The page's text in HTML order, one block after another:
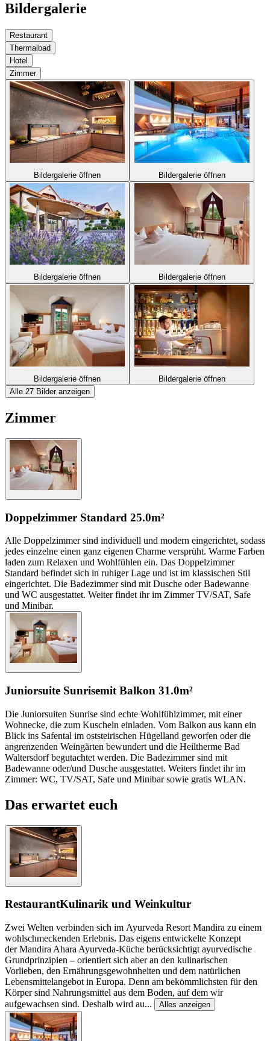
Bildergalerie
Restaurant
Thermalbad
Hotel
Zimmer
Bildergalerie öffnen Bildergalerie öffnen
Bildergalerie öffnen Bildergalerie öffnen
Bildergalerie öffnen
Bildergalerie öffnen
Alle 27 Bilder anzeigen
Zimmer
Doppelzimmer Standard 25.0m²
Alle Doppelzimmer sind individuell und modern eingerichtet, sodass
jedes einzelne einen ganz eigenen Charme versprüht. Warme Farben
laden zum Relaxen und Wohlfühlen ein. Das Doppelzimmer
Standard befindet sich in ruhiger Lage und ist im klassischen Stil
eingerichtet. Die Badezimmer sind mit Dusche oder Badewanne
und WC ausgestattet. Weiter findet ihr im Zimmer TV/SAT, Safe
und Minibar.
Juniorsuite Sunrisemit Balkon 31.0m²
Die Juniorsuiten Sunrise sind echte Wohlfühlzimmer, mit einer
Wohnecke, die zum Kuscheln einladen. Vom Balkon aus kann ein
Blick ins Safental im oststeirischen Hügelland geworfen oder die
angrenzenden Weingärten bewundert und die Heiltherme Bad
Waltersdorf begutachtet werden. Die Badezimmer sind mit
Badewanne oder/und Dusche ausgestattet. Weiters findet ihr im
Zimmer: WC, TV/SAT, Safe und Minibar sowie gratis WLAN.
Das erwartet euch
RestaurantKulinarik und Weinkultur
Zwei Welten verbinden sich im Ayurveda Resort Mandira zu einem
wohlschmeckenden Erlebnis. Das eigens entwickelte Konzept
der Mandira Ahara Ayurveda-Küche berücksichtigt ayurvedische
Grundprinzipien – orientiert sich aber an den kulinarischen
Vorlieben, den Ernährungsgewohnheiten und dem natürlichen
Lebensmittelangebot in Europa. Denn am bekömmlichsten für den
Körper sind Nahrungsmittel aus dem Boden, auf dem wir
aufgewachsen sind. Deshalb wird au... Alles anzeigen